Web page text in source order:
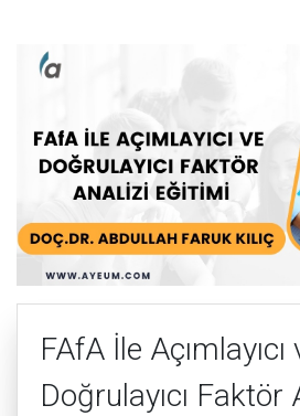
FAfA İle Açımlayıcı
Doğrulayıcı Faktör